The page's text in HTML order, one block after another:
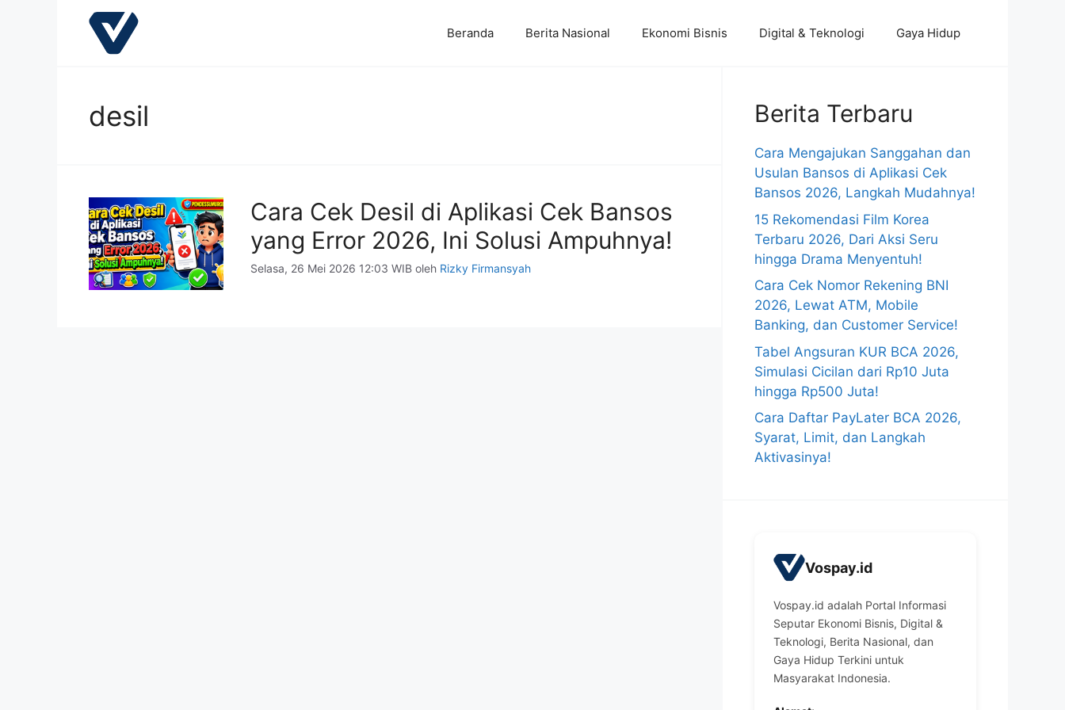
Beranda Berita Nasional Ekonomi Bisnis Digital & Teknologi Gaya Hidup
desil
Cara Cek Desil di Aplikasi Cek Bansos
yang Error 2026, Ini Solusi Ampuhnya!
Selasa, 26 Mei 2026 12:03 WIB oleh Rizky Firmansyah
Berita Terbaru
Cara Mengajukan Sanggahan dan
Usulan Bansos di Aplikasi Cek
Bansos 2026, Langkah Mudahnya!
15 Rekomendasi Film Korea
Terbaru 2026, Dari Aksi Seru
hingga Drama Menyentuh!
Cara Cek Nomor Rekening BNI
2026, Lewat ATM, Mobile
Banking, dan Customer Service!
Tabel Angsuran KUR BCA 2026,
Simulasi Cicilan dari Rp10 Juta
hingga Rp500 Juta!
Cara Daftar PayLater BCA 2026,
Syarat, Limit, dan Langkah
Aktivasinya!
Vospay.id
Vospay.id adalah Portal Informasi
Seputar Ekonomi Bisnis, Digital &
Teknologi, Berita Nasional, dan
Gaya Hidup Terkini untuk
Masyarakat Indonesia.